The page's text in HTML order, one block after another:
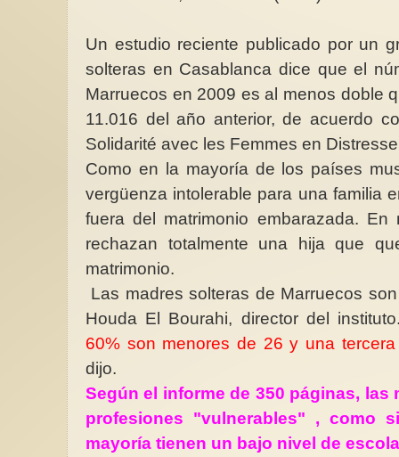
Un estudio reciente publicado por un
solteras en Casablanca dice que el
Marruecos en 2009 es al menos doble
11.016 del año anterior, de acuerdo
Solidarité avec les Femmes en
Como en la mayoría de los países
vergüenza intolerable para una familia
fuera del matrimonio embarazada.
rechazan totalmente una hija que
matrimonio.
Las madres solteras de Marruecos
Houda El Bourahi, director del
60% son menores de 26 y una
dijo.
Según el informe de 350 páginas, las
profesiones "vulnerables" , como
mayoría tienen un bajo nivel de